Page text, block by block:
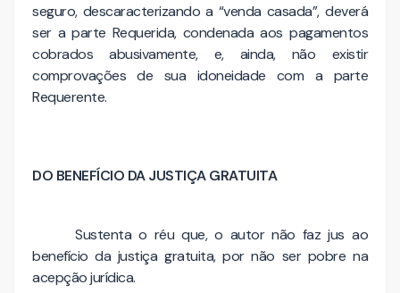
seguro, descaracterizando a “venda casada”, deverá
ser a parte Requerida, condenada aos pagamentos
cobrados abusivamente, e, ainda, não existir
comprovações de sua idoneidade com a parte
Requerente.
DO BENEFÍCIO DA JUSTIÇA GRATUITA
Sustenta o réu que, o autor não faz jus ao
benefício da justiça gratuita, por não ser pobre na
acepção jurídica.